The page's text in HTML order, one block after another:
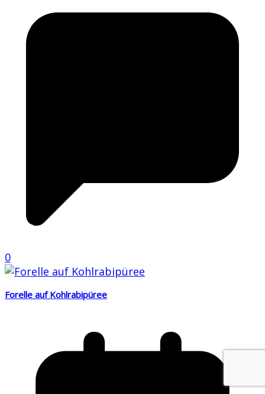
0
Forelle auf Kohlrabipüree